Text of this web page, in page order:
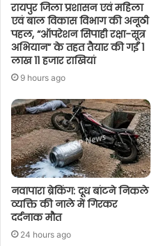
रायपुर जिला प्रशासन एवं महिला
एवं बाल विकास विभाग की अनूठी
पहल, “ऑपरेशन सिपाही रक्षा-सूत्र
अभियान” के तहत तैयार की गईं 1
लाख 11 हजार राखियां
9 hours ago
नवापारा ब्रेकिंग: दूध बांटने निकले
व्यक्ति की नाले में गिरकर
दर्दनाक मौत
24 hours ago